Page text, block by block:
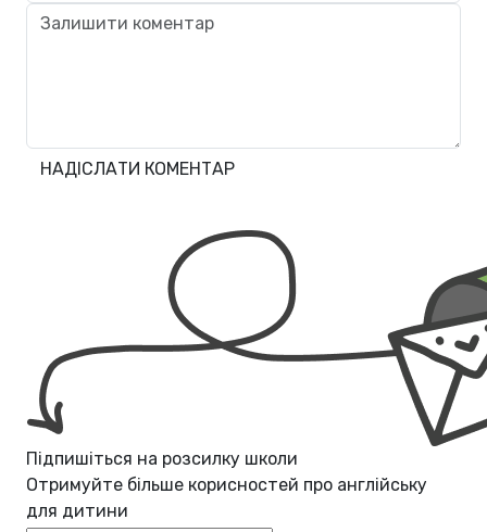
НАДІСЛАТИ КОМЕНТАР
Підпишіться на розсилку школи
Отримуйте більше корисностей про англійську
для дитини